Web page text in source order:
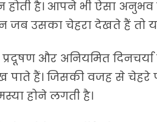
होती है। आपने भी ऐसा अनुभव
जब उसका चेहरा देखते हैं तो
और अनियमित
पाते हैं। जिसकी वजह से
होने लगती है।